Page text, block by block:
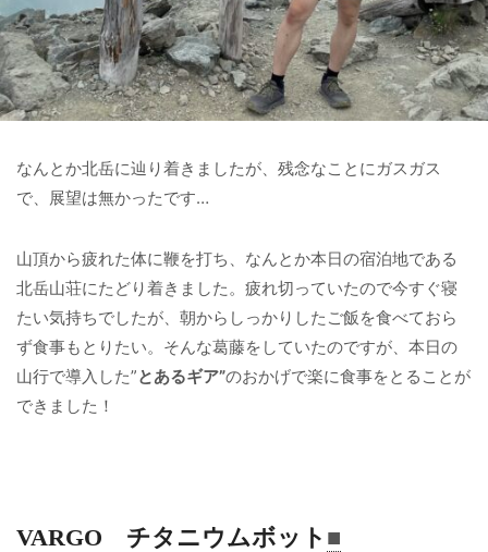
なんとか北岳に辿り着きましたが、残念なことにガスガス
で、展望は無かったです…
山頂から疲れた体に鞭を打ち、なんとか本日の宿泊地である
北岳山荘にたどり着きました。疲れ切っていたので今すぐ寝
たい気持ちでしたが、朝からしっかりしたご飯を食べておら
ず食事もとりたい。そんな葛藤をしていたのですが、本日の
山行で導入した”とあるギア”のおかげで楽に食事をとることが
できました！
VARGO チタニウムボット ■